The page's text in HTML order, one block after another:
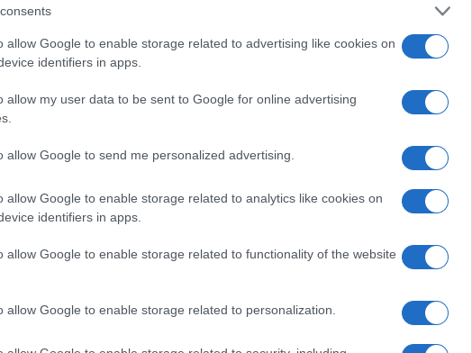
allow Google to enable storage related to advertising like cookies on
identifiers in apps.
allow my user data to be sent to Google for online advertising
allow Google to send me personalized advertising.
allow Google to enable storage related to analytics like cookies on
identifiers in apps.
allow Google to enable storage related to functionality of the website
allow Google to enable storage related to personalization.
(1948)
«κόβει» σαν το μαχαίρι. Πόσο μάλλον εδώ
Βασισμένη στο ομότιτλο θεατρικό
από όποια κομματική παράταξη κι αν
το θεατρικό, προκάλεσε αντιδράσεις, όπου